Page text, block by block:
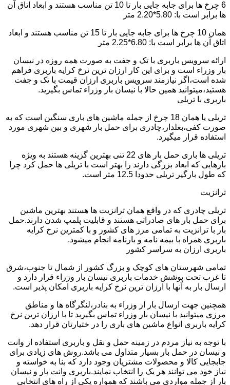
6 چرخ ها برای جابه جایی بار تا 10 تن مناسب هستند و ابعاد اتاق آن
ها برابر است با: 5.80*2.20 متر
همان 10 چرخ ها برای جابه جایی بار تا 15 تن مناسب هستند و ابعاد
اتاق آن ها برابر است با: 6.80*2.25 متر
ارائه سرویس باربری با تک و جفت به صورت همه روزه در نیسان
بار وزراء است و برای این کار ارزان ترین نرخ کرایه باربری فراهم
شده است،اگر نیازمند سرویس باربری ارزان قیمت با تک و جفت
هستید،میتوانید همین حالا با نیسان بار وزراء تماس بگیرید.
باربری با تریلی
تریلی یا همان 18 چرخ از جمله ماشین های باری سنگین است که به
صورت کفی،بغلدار،چادری برای حمل بار شهری و بین شهری مورد
استفاده قرار میگیرد.
تریلی ها باری حمل بار های 22 تنی بهترین گزینه هستند به ویژه
بارهایی که ابعاد بزرگی دارند را بهتر است با تریلی ها حمل کرد چرا
که طول بارگیر تریلی حدودا 12.5 متر است.
ترانزیت
تریلی چادری که در واقع همان ترانزیت ها هستند بهترین ماشین
برای حمل بار های صادراتی هستند و قابلیت پلمپ شدن دارند.حمل
بار با ترانزیت به تمامی مرز های کشور و با کمترین نرخ کرایه
باربری همراه با بیمه نامه و بارنامه انجام میشود.
باربری ارزان به سراسر کشور
تمامی شهرستان های کوچک و بزرگ کشور از شمال تا جنوب،شرق
تا غرب تحت پوشش خدمات باربری نیسان بار وزراء قرار دارد و
ارسال بار به آنها با ارزان ترین نرخ کرایه باربری امکان پذیر است.
همچنین جهت ارسال بار از وزراء به بنادر،لنگرگاه ها و مناطق
مرزی میتوانید با نیسان بار وزراء تماس بگیرید تا با ارزان ترین نرخ
کرایه باربری انواع ماشین های باری را در ختیارتان قرار دهد.
با توجه به نیاز مردم در زمینه حمل و نقل و باربری استفاده از وانت
و نیسان در حمل بار بسیار متداول می باشد.روش های زیادی برای
جابجایی کالا و محصولات مشتریان وجود دارد که بنا به خواسته و
نیاز خود می توانند هر یک را انتخاب نمایند.باربری وانت بار و نیسان
بار از جمله مواردی می باشند که همواره یکی از راه های انتخابی